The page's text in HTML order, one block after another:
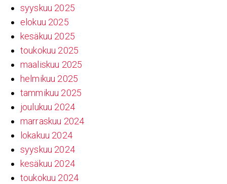
syyskuu 2025
elokuu 2025
kesäkuu 2025
toukokuu 2025
maaliskuu 2025
helmikuu 2025
tammikuu 2025
joulukuu 2024
marraskuu 2024
lokakuu 2024
syyskuu 2024
kesäkuu 2024
toukokuu 2024